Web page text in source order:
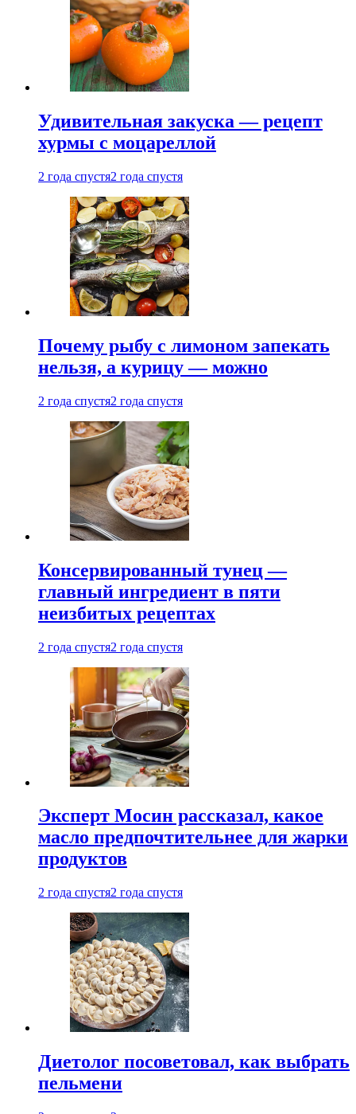
Удивительная закуска — рецепт
хурмы с моцареллой
2 года спустя2 года спустя
Почему рыбу с лимоном запекать
нельзя, а курицу — можно
2 года спустя2 года спустя
Консервированный тунец —
главный ингредиент в пяти
неизбитых рецептах
2 года спустя2 года спустя
Эксперт Мосин рассказал, какое
масло предпочтительнее для жарки
продуктов
2 года спустя2 года спустя
Диетолог посоветовал, как выбрать
пельмени